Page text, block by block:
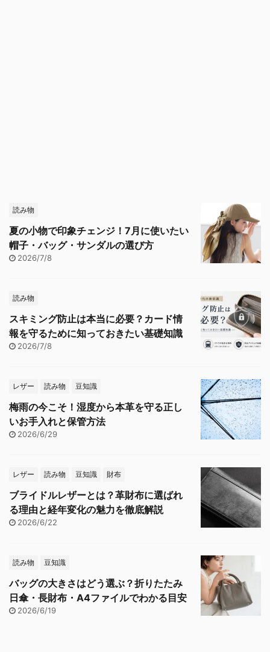
読み物
夏の小物で印象チェンジ！7月に使いたい
帽子・バッグ・サンダルの選び方
2026/7/8
読み物
スキミング防止は本当に必要？カード情
報を守るために知っておきたい基礎知識
2026/7/8
レザー 読み物 豆知識
梅雨の今こそ！湿度から本革を守る正し
いお手入れと保管方法
2026/6/29
レザー 読み物 豆知識 財布
ブライドルレザーとは？革財布に選ばれ
る理由と経年変化の魅力を徹底解説
2026/6/22
読み物 豆知識
バッグの大きさはどう選ぶ？折りたたみ
日傘・長財布・A4ファイルでわかる目安
2026/6/19